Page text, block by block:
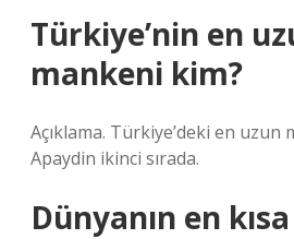
Türkiye’nin en
mankeni kim?
Açıklama. Türkiye’deki en
Apaydin ikinci sırada.
Dünyanın en